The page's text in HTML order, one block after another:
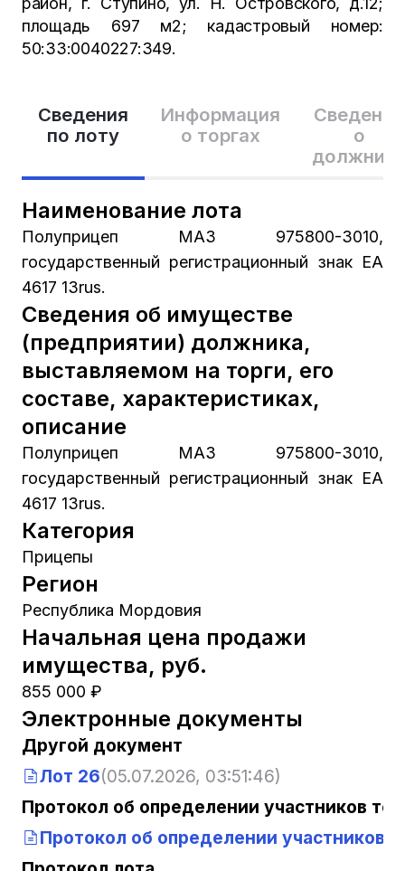
Сведения
по лоту
Информация
о торгах
Сведения
о
Наименование лота
Полуприцеп МАЗ 975800-3010,
государственный регистрационный знак ЕА
4617 13rus.
Сведения об имуществе
(предприятии) должника,
выставляемом на торги, его
составе, характеристиках,
описание
Полуприцеп МАЗ 975800-3010,
государственный регистрационный знак ЕА
4617 13rus.
Категория
Прицепы
Регион
Республика Мордовия
Начальная цена продажи
имущества, руб.
855 000 ₽
Электронные документы
Другой документ
Лот 26(05.07.2026, 03:51:46)
Протокол об определении участников
Протокол об определении участников
площадь 697 м2; кадастровый номер:
50:33:0040227:349.